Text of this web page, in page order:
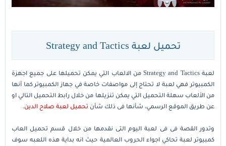
تحميل لعبة Strategy and Tactics
لعبة Strategy and Tactics من الالعاب التي يمكن تحميلها على جميع اجهزة
الكمبيوتر فهي لعبة لا تحتاج إلى مواصفات خاصة في جهاز الكمبيوتر كما أنها
من الألعاب سهلة التحميل التي يمكن تنزيلها من خلال رابط التحميل التالي او
عن طريق الموقع الرسمي، شأنها فى ذلك شأن تحميل لعبة صلاح الدين.
وتدور القصة فى فى لعبة اليوم التى نقدمها من خلال قسم تحميل العاب
كمبيوتر لعبة تحاكي اجواء الحروب العالمية حيث انه بداية هذه اللعبه سوف